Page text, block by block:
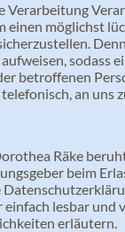
Verarbeitung
einen möglichst
sodass
betroffenen
an uns
Räke
beim
lesbar und
erläutern.